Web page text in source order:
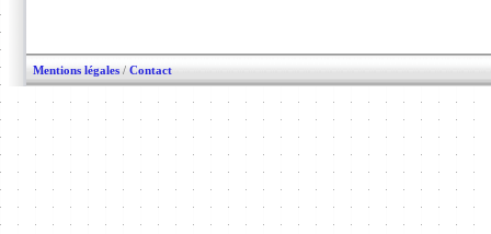
Mentions légales / Contact